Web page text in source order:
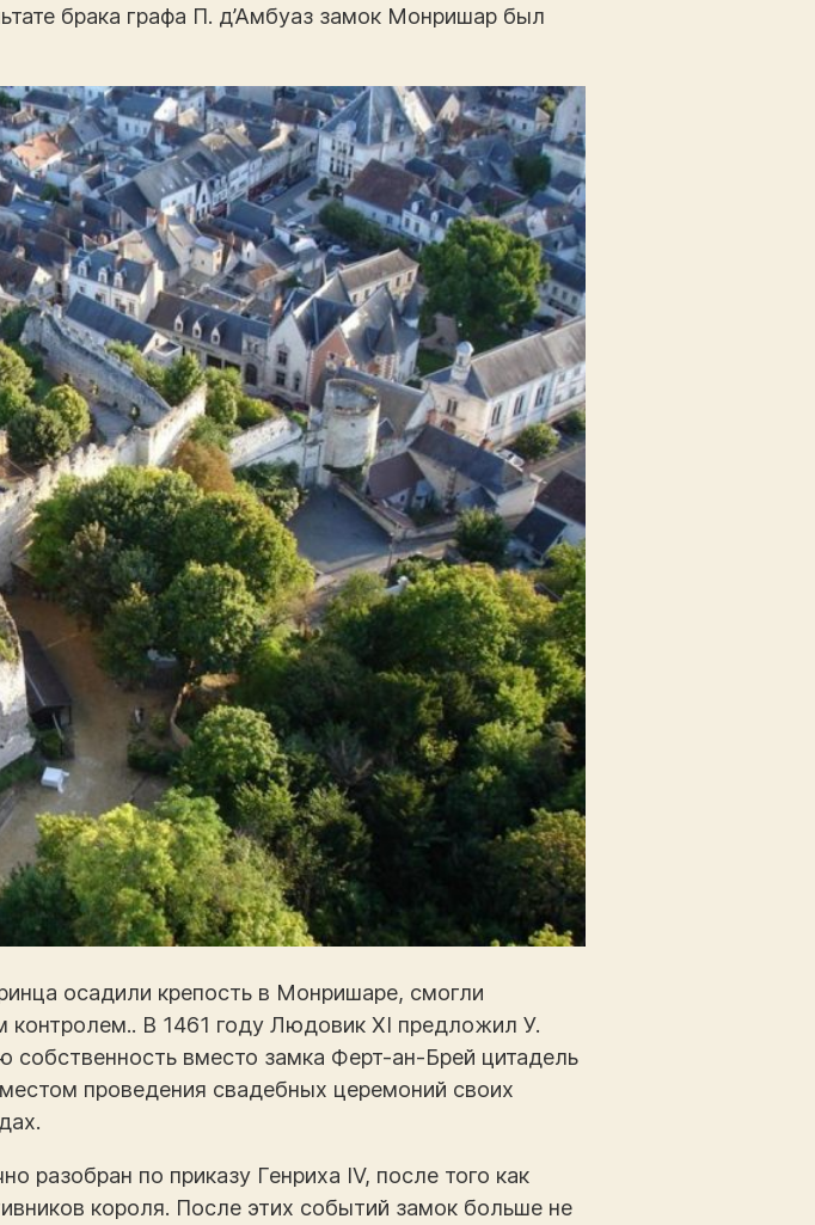
брака графа П. д’Амбуаз замок Монришар был
осадили крепость в Монришаре, смогли
контролем.. В 1461 году Людовик XI предложил У.
собственность вместо замка Ферт-ан-Брей цитадель
проведения свадебных церемоний своих
разобран по приказу Генриха IV, после того как
короля. После этих событий замок больше не